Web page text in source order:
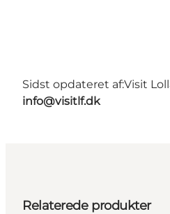
Sidst opdateret af:Visit
info@visitlf.dk
Relaterede produkter